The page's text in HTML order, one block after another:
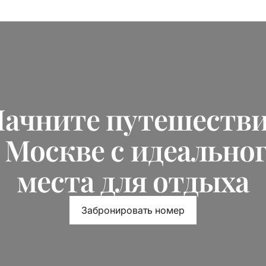
с
места для отдыха
Забронировать номер